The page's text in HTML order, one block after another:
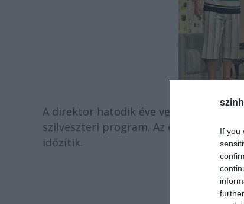
If you
A direktor hatodik éve vezeti a
szilveszteri program. Az év utolsó
időzítik.